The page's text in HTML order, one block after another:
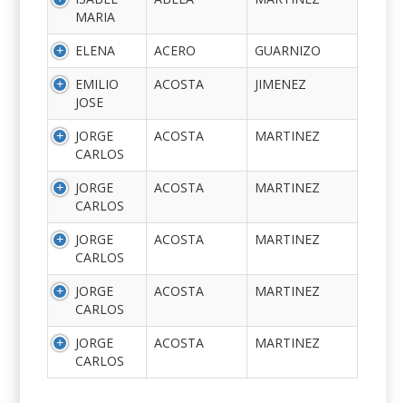
MARIA
ELENA ACERO
GUARNIZO
EMILIO
JOSE
ACOSTA JIMENEZ
JORGE
CARLOS
ACOSTA MARTINEZ
JORGE
CARLOS
ACOSTA MARTINEZ
JORGE
CARLOS
ACOSTA MARTINEZ
JORGE
CARLOS
ACOSTA MARTINEZ
JORGE
CARLOS
ACOSTA MARTINEZ